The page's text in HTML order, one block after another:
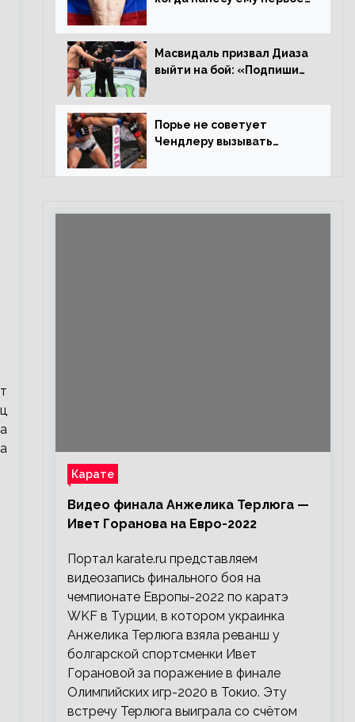
Дэн Иге – про бой с
Евлоевым
Масвидаль призвал Диаза
выйти на бой: «Подпиши
повторим»
Порье не советует
Чендлеру вызывать
потрясают в каждом бою,
Карате
Видео финала Анжелика Терлюга —
Ивет Горанова на Евро-2022
Портал karate.ru представляем
видеозапись финального боя на
чемпионате Европы-2022 по каратэ
WKF в Турции, в котором украинка
Анжелика Терлюга взяла реванш у
болгарской спортсменки Ивет
Горановой за поражение в финале
Олимпийских игр-2020 в Токио. Эту
встречу Терлюга выиграла со счётом